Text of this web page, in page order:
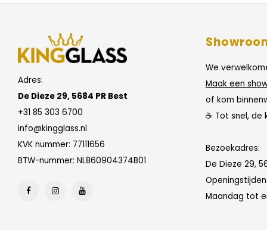
Adres:
De Dieze 29, 5684 PR Best
+31 85 303 6700
info@kingglass.nl
KVK nummer: 77111656
BTW-nummer: NL860904374B01
We
Maak een
of kom
☕ Tot snel,
Bezoekadres:
De Dieze 29,
Maandag tot